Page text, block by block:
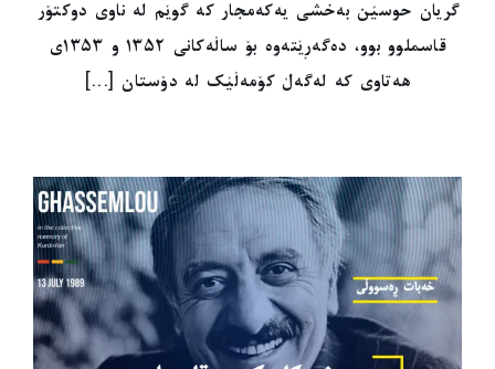
گریان حوسێن بەخشی یەکەمجار کە گوێم لە ناوی دوکتۆر
قاسملوو بوو، دەگەڕێتەوە بۆ ساڵەکانی ١٣٥٢ و ١٣٥٣ی
هەتاوی کە لەگەڵ کۆمەڵێک لە دۆستان [...]